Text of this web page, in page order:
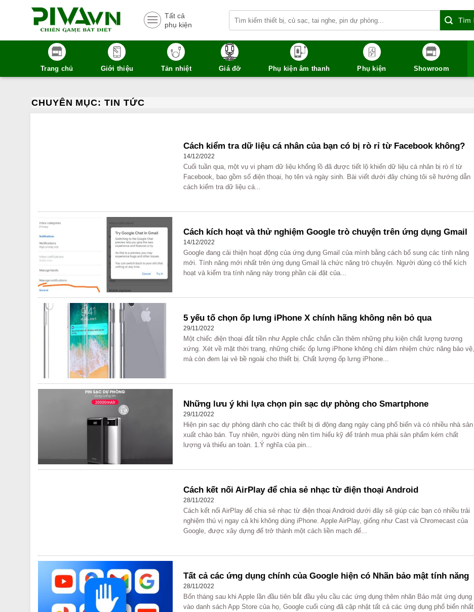
Tất cả
phụ kiện
kiếm:
Trang chủ Giới thiệu Tản nhiệt Giá đỡ Phụ kiện âm thanh Phụ kiện Showroom
CHUYÊN MỤC:TIN TỨC
Cách kiểm tra dữ liệu cá nhân của bạn có bị rò rỉ từ Facebook không?
14/12/2022
Cuối tuần qua, một vụ vi phạm dữ liệu khổng lồ đã được tiết lộ khiến dữ liệu cá nhân bị rò rỉ từ
Facebook, bao gồm số điện thoại, họ tên và ngày sinh. Bài viết dưới đây chúng tôi sẽ hướng dẫn
cách kiểm tra dữ liệu cá...
Cách kích hoạt và thử nghiệm Google trò chuyện trên ứng dụng Gmail
14/12/2022
Google đang cải thiện hoạt động của ứng dụng Gmail của mình bằng cách bổ sung các tính năng
mới. Tính năng mới nhất trên ứng dụng Gmail là chức năng trò chuyện. Người dùng có thể kích
hoạt và kiểm tra tính năng này trong phần cài đặt của...
5 yếu tố chọn ốp lưng iPhone X chính hãng không nên bỏ qua
29/11/2022
Một chiếc điện thoại đắt tiền như Apple chắc chắn cần thêm những phụ kiện chất lượng tương
xứng. Xét về mặt thời trang, những chiếc ốp lưng iPhone không chỉ đảm nhiệm chức năng bảo vệ,
mà còn đem lại vẻ bề ngoài cho thiết bị. Chất lượng ốp lưng iPhone...
Những lưu ý khi lựa chọn pin sạc dự phòng cho Smartphone
29/11/2022
Hiện pin sạc dự phòng dành cho các thiết bị di động đang ngày càng phổ biến và có nhiều nhà sản
xuất chào bán. Tuy nhiên, người dùng nên tìm hiểu kỹ để tránh mua phải sản phẩm kém chất
lượng và thiếu an toàn. 1.Ý nghĩa của pin...
Cách kết nối AirPlay để chia sẻ nhạc từ điện thoại Android
28/11/2022
Cách kết nối AirPlay để chia sẻ nhạc từ điện thoại Android dưới đây sẽ giúp các bạn có nhiều trải
nghiệm thú vị ngay cả khi không dùng iPhone. Apple AirPlay, giống như Cast và Chromecast của
Google, được xây dựng để trở thành một cách liền mạch để...
Tất cả các ứng dụng chính của Google hiện có Nhãn bảo mật tính năng
28/11/2022
Bốn tháng sau khi Apple lần đầu tiên bắt đầu yêu cầu các ứng dụng thêm nhãn Bảo mật ứng dụng
vào danh sách App Store của họ, Google cuối cùng đã cập nhật tất cả các ứng dụng phổ biến nhất